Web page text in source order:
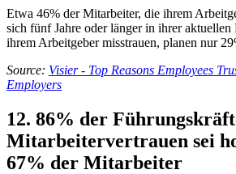
Etwa 46% der Mitarbeiter, die ihrem
sich fünf Jahre oder länger in ihrer
ihrem Arbeitgeber misstrauen, planen nur
Source: Visier - Top Reasons Employees
Employers
12. 86% der
Mitarbeitervertrauen sei
67% der Mitarbeiter